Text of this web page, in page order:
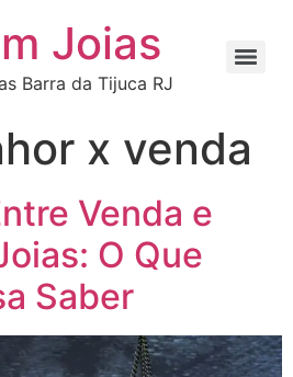
Joias
Barra da Tijuca RJ
x venda
Venda e
O Que
Saber